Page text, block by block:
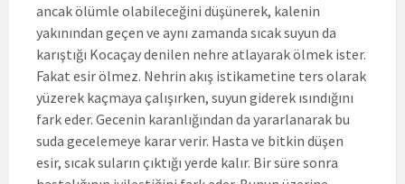
ancak ölümle olabileceğini düşünerek, kalenin
yakınından geçen ve aynı zamanda sıcak suyun da
karıştığı Kocaçay denilen nehre atlayarak ölmek ister.
Fakat esir ölmez. Nehrin akış istikametine ters olarak
yüzerek kaçmaya çalışırken, suyun giderek ısındığını
fark eder. Gecenin karanlığından da yararlanarak bu
suda gecelemeye karar verir. Hasta ve bitkin düşen
esir, sıcak suların çıktığı yerde kalır. Bir süre sonra